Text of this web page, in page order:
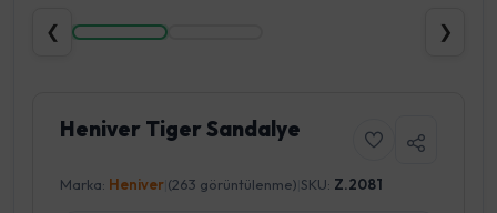
❮ ❯
Heniver Tiger Sandalye
Marka: Heniver (263 görüntülenme) SKU: Z.2081